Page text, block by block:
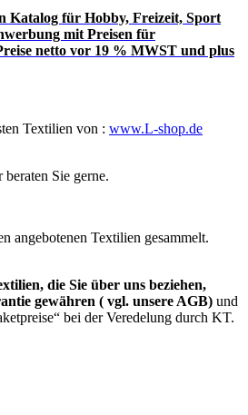
Katalog für Hobby, Freizeit, Sport
mit Preisen für
netto vor 19 % MWST und plus
Textilien von : www.L-shop.de
Sie gerne.
angebotenen Textilien gesammelt.
die Sie über uns beziehen,
gewähren ( vgl. unsere AGB) und
bei der Veredelung durch KT.